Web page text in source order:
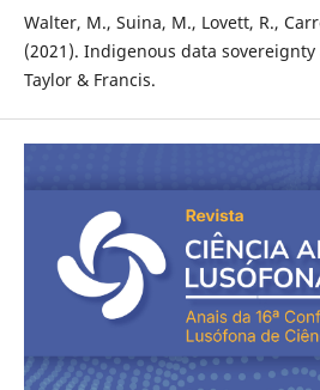
Walter, M., Suina, M., Lovett, R.,
(2021). Indigenous data
Taylor & Francis.